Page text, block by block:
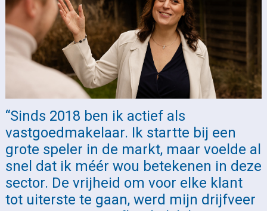
“Sinds 2018 ben ik actief als
vastgoedmakelaar. Ik startte bij een
grote speler in de markt, maar voelde al
snel dat ik méér wou betekenen in deze
sector. De vrijheid om voor elke klant
tot uiterste te gaan, werd mijn drijfveer